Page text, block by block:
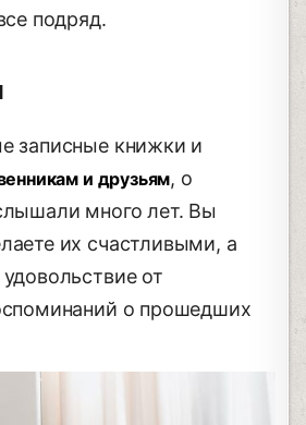
подряд.
записные книжки и
и друзьям, о
много лет. Вы
их счастливыми, а
от
о прошедших